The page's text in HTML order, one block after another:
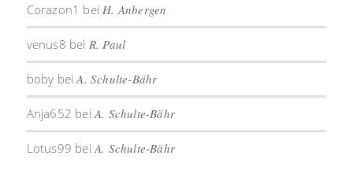
Corazon1 bei H. Anbergen
venus8 bei R. Paul
boby beiA. Schulte-Bähr
Anja652 bei A. Schulte-Bähr
Lotus99 bei A. Schulte-Bähr